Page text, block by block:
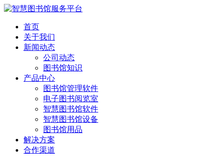
首页
关于我们
新闻动态
公司动态
图书馆知识
产品中心
图书馆管理软件
电子图书阅览室
智慧图书馆软件
智慧图书馆设备
图书馆用品
解决方案
合作渠道